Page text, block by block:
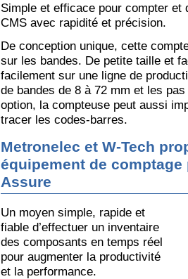
Simple et efficace pour compter et
CMS avec rapidité et précision.
De conception unique, cette
sur les bandes. De petite taille et
facilement sur une ligne de
de bandes de 8 à 72 mm et les
option, la compteuse peut aussi
tracer les codes-barres.
Metronelec et W-Tech
équipement de comptage
Assure
Un moyen simple, rapide et
fiable d’effectuer un inventaire
des composants en temps réel
pour augmenter la productivité
et la performance.